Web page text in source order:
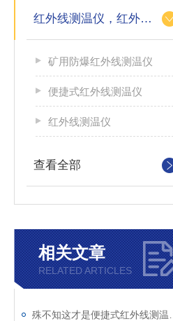
红外线测温仪，红外测温仪，测温枪，测温计
矿用防爆红外线测温仪
便捷式红外线测温仪
红外线测温仪
查看全部
相关文章
RELATED ARTICLES